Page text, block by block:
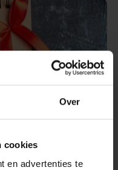
Over
cookies
en advertenties te